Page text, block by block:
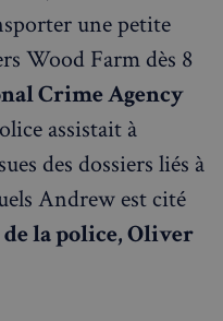
une petite
Wood Farm dès 8
Crime Agency
assistait à
des dossiers liés à
Andrew est cité
la police, Oliver